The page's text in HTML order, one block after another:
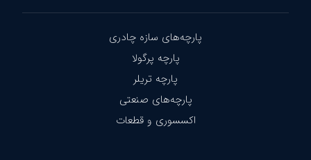
پارچه‌های سازه چادری
پارچه پرگولا
پارچه تریلر
پارچه‌های صنعتی
اکسسوری و قطعات